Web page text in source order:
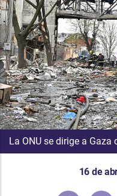
La ONU se dirige a
16 de